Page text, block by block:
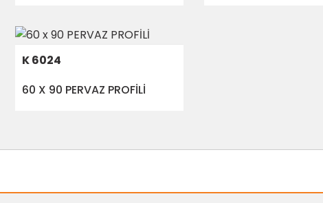
K 6024
60 X 90 PERVAZ PROFİLİ